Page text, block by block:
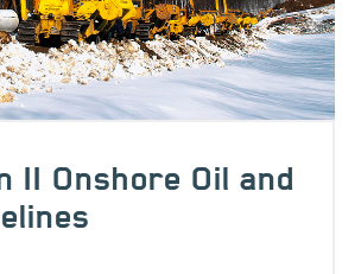
II Onshore Oil and